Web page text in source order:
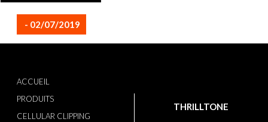
- 02/07/2019
ACCUEIL
PRODUITS
CELLULAR CLIPPING
THRILLTONE